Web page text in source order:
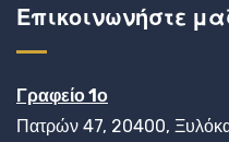
Επικοινωνήστε
Γραφείο 1ο
Πατρών 47, 20400,